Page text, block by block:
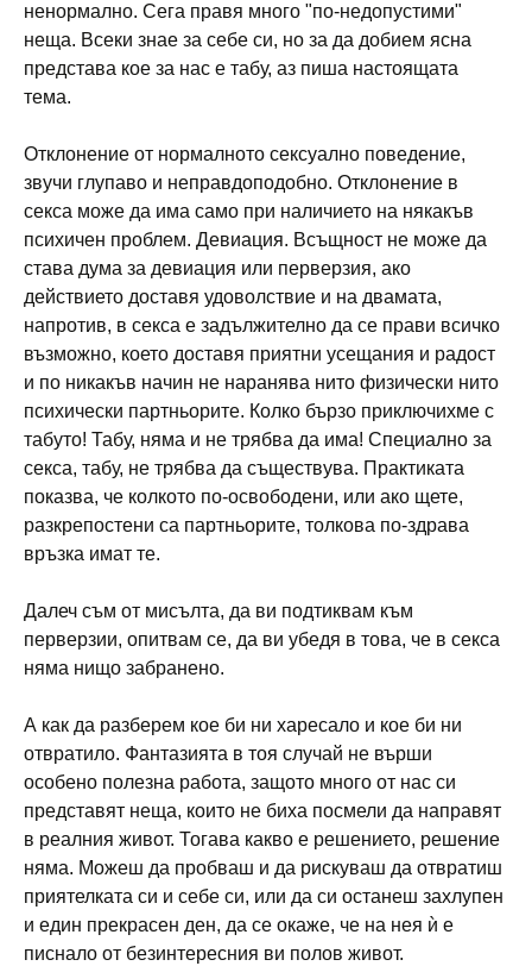
ненормално. Сега правя много "по-недопустими"
неща. Всеки знае за себе си, но за да добием ясна
представа кое за нас е табу, аз пиша настоящата
тема.
Отклонение от нормалното сексуално поведение,
звучи глупаво и неправдоподобно. Отклонение в
секса може да има само при наличието на някакъв
психичен проблем. Девиация. Всъщност не може да
става дума за девиация или перверзия, ако
действието доставя удоволствие и на двамата,
напротив, в секса е задължително да се прави всичко
възможно, което доставя приятни усещания и радост
и по никакъв начин не наранява нито физически нито
психически партньорите. Колко бързо приключихме с
табуто! Табу, няма и не трябва да има! Специално за
секса, табу, не трябва да съществува. Практиката
показва, че колкото по-освободени, или ако щете,
разкрепостени са партньорите, толкова по-здрава
връзка имат те.
Далеч съм от мисълта, да ви подтиквам към
перверзии, опитвам се, да ви убедя в това, че в секса
няма нищо забранено.
А как да разберем кое би ни харесало и кое би ни
отвратило. Фантазията в тоя случай не върши
особено полезна работа, защото много от нас си
представят неща, които не биха посмели да направят
в реалния живот. Тогава какво е решението, решение
няма. Можеш да пробваш и да рискуваш да отвратиш
приятелката си и себе си, или да си останеш захлупен
и един прекрасен ден, да се окаже, че на нея ѝ е
писнало от безинтересния ви полов живот.